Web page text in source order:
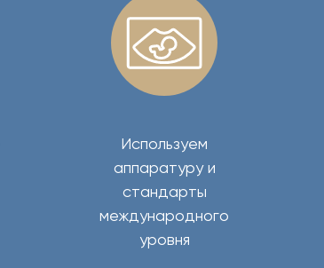
Используем
аппаратуру и
стандарты
международного
уровня